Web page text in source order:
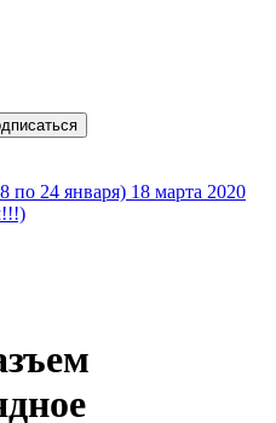
по 24 января) 18 марта 2020